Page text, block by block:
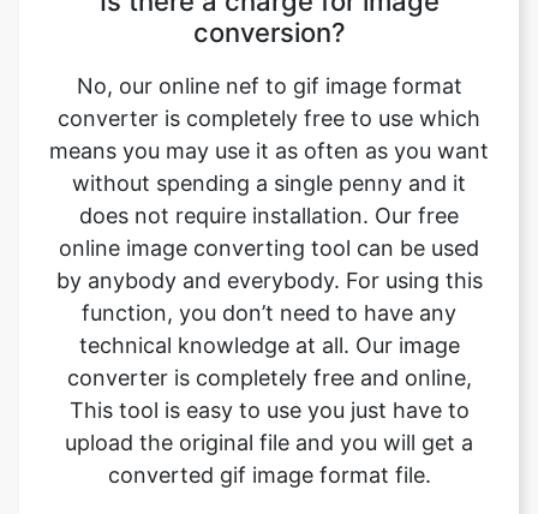
converter is completely free to use which
means you may use it as often as you want
without spending a single penny and it
does not require installation. Our free
online image converting tool can be used
by anybody and everybody. For using this
function, you don’t need to have any
technical knowledge at all. Our image
converter is completely free and online,
This tool is easy to use you just have to
upload the original file and you will get a
converted gif image format file.
Can this tool be used on any